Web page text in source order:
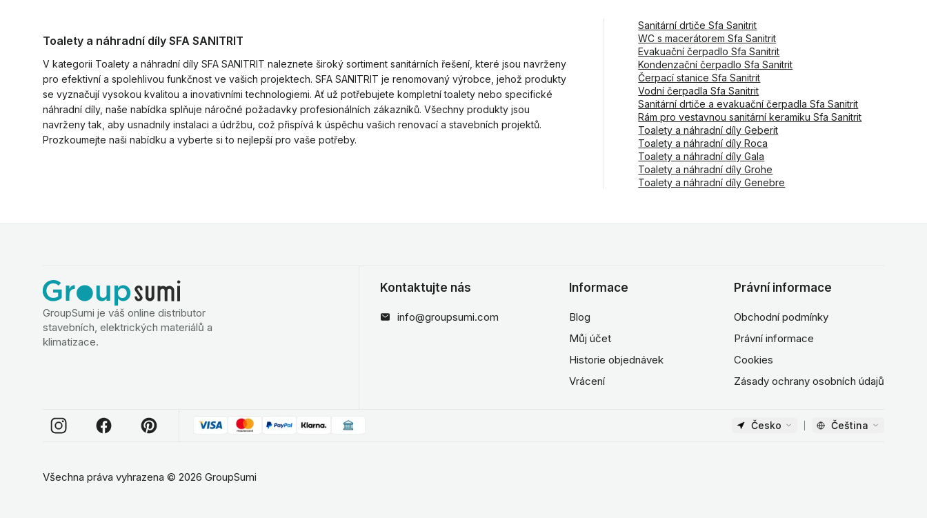
Toalety a náhradní díly SFA SANITRIT
V kategorii Toalety a náhradní díly SFA SANITRIT naleznete široký sortiment sanitárních řešení, které jsou navrženy
pro efektivní a spolehlivou funkčnost ve vašich projektech. SFA SANITRIT je renomovaný výrobce, jehož produkty
se vyznačují vysokou kvalitou a inovativními technologiemi. Ať už potřebujete kompletní toalety nebo specifické
náhradní díly, naše nabídka splňuje náročné požadavky profesionálních zákazníků. Všechny produkty jsou
navrženy tak, aby usnadnily instalaci a údržbu, což přispívá k úspěchu vašich renovací a stavebních projektů.
Prozkoumejte naši nabídku a vyberte si to nejlepší pro vaše potřeby.
Sanitární drtiče Sfa Sanitrit
WC s macerátorem Sfa Sanitrit
Evakuační čerpadlo Sfa Sanitrit
Kondenzační čerpadlo Sfa Sanitrit
Čerpací stanice Sfa Sanitrit
Vodní čerpadla Sfa Sanitrit
Sanitární drtiče a evakuační čerpadla Sfa Sanitrit
Rám pro vestavnou sanitární keramiku Sfa Sanitrit
Toalety a náhradní díly Geberit
Toalety a náhradní díly Roca
Toalety a náhradní díly Gala
Toalety a náhradní díly Grohe
Toalety a náhradní díly Genebre
GroupSumi je váš online distributor
stavebních, elektrických materiálů a
klimatizace.
Kontaktujte nás
info@groupsumi.com
Informace
Blog
Můj účet
Historie objednávek
Vrácení
Právní informace
Obchodní podmínky
Právní informace
Cookies
Zásady ochrany osobních údajů
Česko Čeština
Všechna práva vyhrazena © 2026 GroupSumi